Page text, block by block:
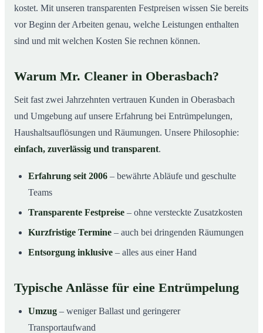
kostet. Mit unseren transparenten Festpreisen wissen Sie bereits
vor Beginn der Arbeiten genau, welche Leistungen enthalten
sind und mit welchen Kosten Sie rechnen können.
Warum Mr. Cleaner in Oberasbach?
Seit fast zwei Jahrzehnten vertrauen Kunden in Oberasbach
und Umgebung auf unsere Erfahrung bei Entrümpelungen,
Haushaltsauflösungen und Räumungen. Unsere Philosophie:
einfach, zuverlässig und transparent.
Erfahrung seit 2006 – bewährte Abläufe und geschulte
Teams
Transparente Festpreise – ohne versteckte Zusatzkosten
Kurzfristige Termine – auch bei dringenden Räumungen
Entsorgung inklusive – alles aus einer Hand
Typische Anlässe für eine Entrümpelung
Umzug – weniger Ballast und geringerer
Transportaufwand